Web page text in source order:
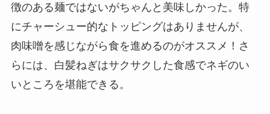
徴のある麺ではないがちゃんと美味しかった。特
にチャーシュー的なトッピングはありませんが、
肉味噌を感じながら食を進めるのがオススメ！さ
らには、白髪ねぎはサクサクした食感でネギのい
いところを堪能できる。